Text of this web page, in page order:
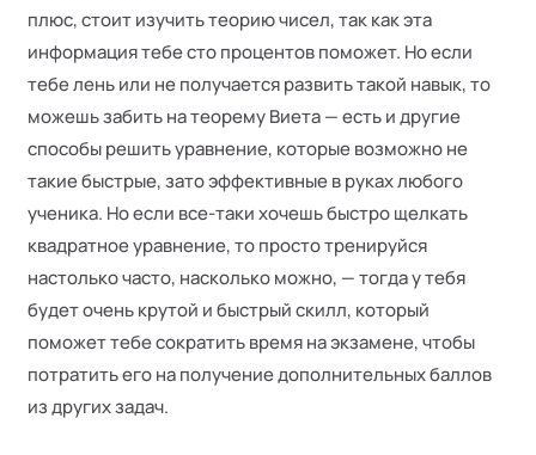
плюс, стоит изучить теорию чисел, так как эта
информация тебе сто процентов поможет. Но если
тебе лень или не получается развить такой навык, то
можешь забить на теорему Виета — есть и другие
способы решить уравнение, которые возможно не
такие быстрые, зато эффективные в руках любого
ученика. Но если все-таки хочешь быстро щелкать
квадратное уравнение, то просто тренируйся
настолько часто, насколько можно, — тогда у тебя
будет очень крутой и быстрый скилл, который
поможет тебе сократить время на экзамене, чтобы
потратить его на получение дополнительных баллов
из других задач.